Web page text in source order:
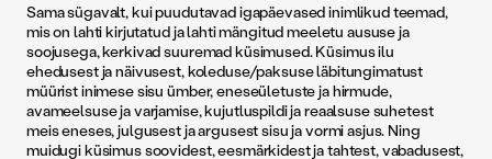
Sama sügavalt, kui puudutavad igapäevased inimlikud teemad,
mis on lahti kirjutatud ja lahti mängitud meeletu aususe ja
soojusega, kerkivad suuremad küsimused. Küsimus ilu
ehedusest ja näivusest, koleduse/paksuse läbitungimatust
müürist inimese sisu ümber, eneseületuste ja hirmude,
avameelsuse ja varjamise, kujutluspildi ja reaalsuse suhetest
meis eneses, julgusest ja argusest sisu ja vormi asjus. Ning
muidugi küsimus soovidest, eesmärkidest ja tahtest, vabadusest,